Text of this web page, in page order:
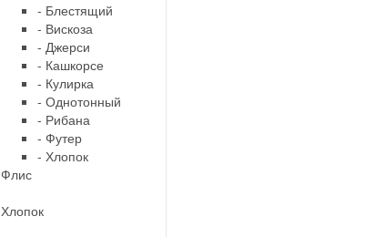
- Блестящий
- Вискоза
- Джерси
- Кашкорсе
- Кулирка
- Однотонный
- Рибана
- Футер
- Хлопок
Флис
Хлопок